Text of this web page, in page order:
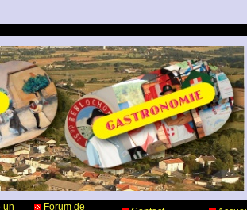
un
Forum de